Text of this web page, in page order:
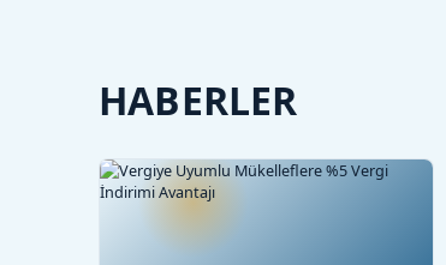
HABERLER